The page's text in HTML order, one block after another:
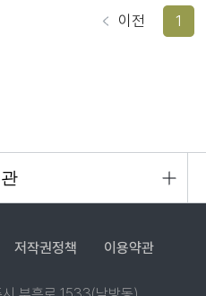
이전 1
저작권정책 이용약관